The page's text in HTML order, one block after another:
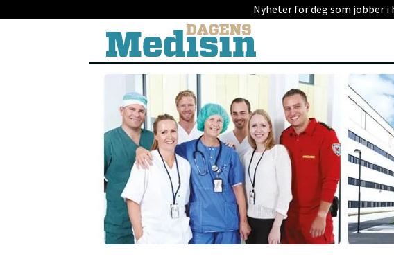
Nyheter for deg som jobber